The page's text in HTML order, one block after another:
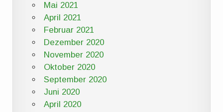
Mai 2021
April 2021
Februar 2021
Dezember 2020
November 2020
Oktober 2020
September 2020
Juni 2020
April 2020